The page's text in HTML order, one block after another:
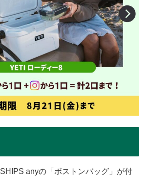
SHIPS anyの「ボストンバッグ」が付